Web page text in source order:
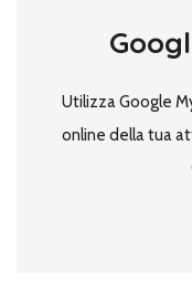
Utilizza Google
online della tua